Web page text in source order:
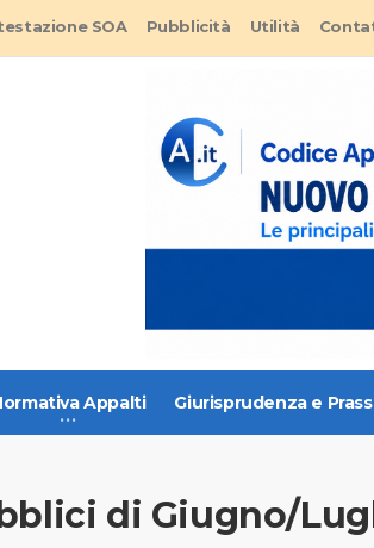
SOA Pubblicità Utilità
Appalti Giurisprudenza e
di Giugno/